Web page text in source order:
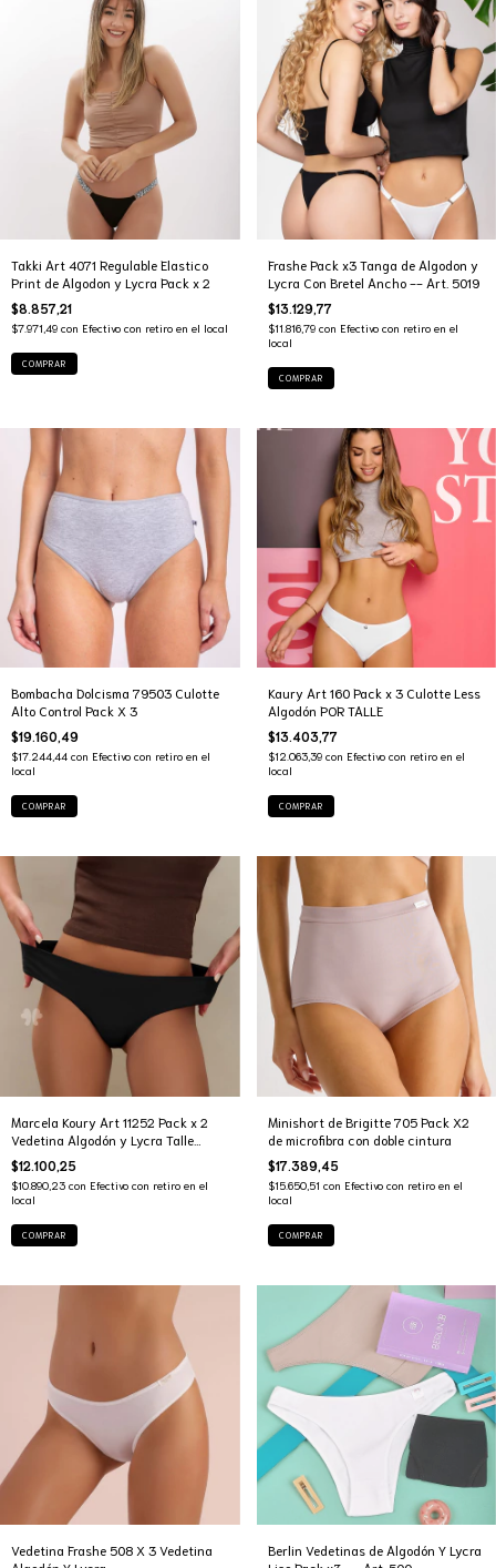
Takki Art 4071 Regulable Elastico
Print de Algodon y Lycra Pack x 2
$8.857,21
$7.971,49 con Efectivo con retiro en el local
COMPRAR
Frashe Pack x3 Tanga de Algodon y
Lycra Con Bretel Ancho -- Art. 5019
$13.129,77
$11.816,79 con Efectivo con retiro en el
local
COMPRAR
Bombacha Dolcisma 79503 Culotte
Alto Control Pack X 3
$19.160,49
$17.244,44 con Efectivo con retiro en el
local
COMPRAR
Kaury Art 160 Pack x 3 Culotte Less
Algodón POR TALLE
$13.403,77
$12.063,39 con Efectivo con retiro en el
local
COMPRAR
Marcela Koury Art 11252 Pack x 2
Vedetina Algodón y Lycra Talle
Especial
$12.100,25
$10.890,23 con Efectivo con retiro en el
local
COMPRAR
Minishort de Brigitte 705 Pack X2
de microfibra con doble cintura
$17.389,45
$15.650,51 con Efectivo con retiro en el
local
COMPRAR
Vedetina Frashe 508 X 3 Vedetina
Berlin Vedetinas de Algodón Y Lycra